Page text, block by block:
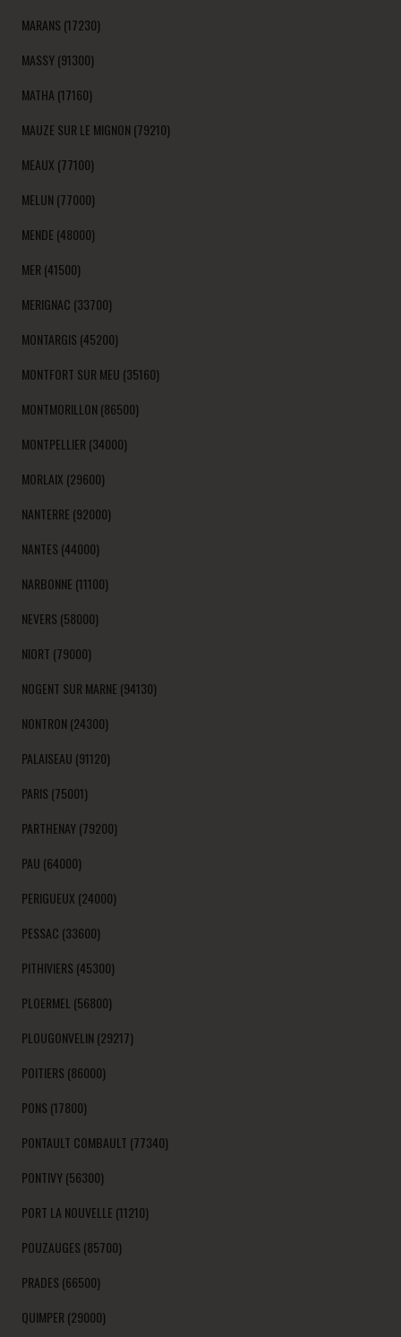
MARANS (17230)
MASSY (91300)
MATHA (17160)
MAUZE SUR LE MIGNON (79210)
MEAUX (77100)
MELUN (77000)
MENDE (48000)
MER (41500)
MERIGNAC (33700)
MONTARGIS (45200)
MONTFORT SUR MEU (35160)
MONTMORILLON (86500)
MONTPELLIER (34000)
MORLAIX (29600)
NANTERRE (92000)
NANTES (44000)
NARBONNE (11100)
NEVERS (58000)
NIORT (79000)
NOGENT SUR MARNE (94130)
NONTRON (24300)
PALAISEAU (91120)
PARIS (75001)
PARTHENAY (79200)
PAU (64000)
PERIGUEUX (24000)
PESSAC (33600)
PITHIVIERS (45300)
PLOERMEL (56800)
PLOUGONVELIN (29217)
POITIERS (86000)
PONS (17800)
PONTAULT COMBAULT (77340)
PONTIVY (56300)
PORT LA NOUVELLE (11210)
POUZAUGES (85700)
PRADES (66500)
QUIMPER (29000)